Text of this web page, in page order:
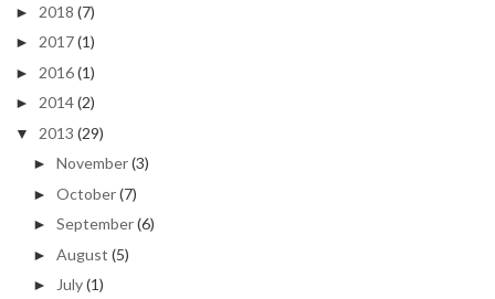
► 2018 (7)
► 2017 (1)
► 2016 (1)
► 2014 (2)
▼ 2013 (29)
►November(3)
►October(7)
►September(6)
►August (5)
► July(1)